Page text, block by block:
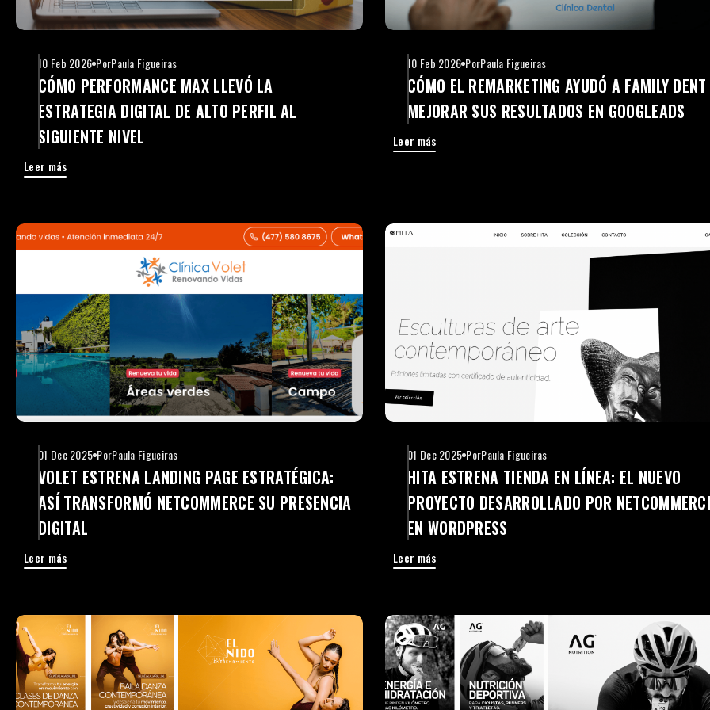
10 Feb 2026 PorPaula Figueiras
CÓMO PERFORMANCE MAX LLEVÓ LA
ESTRATEGIA DIGITAL DE ALTO PERFIL AL
SIGUIENTE NIVEL
Leer más
10 Feb 2026 PorPaula Figueiras
CÓMO EL REMARKETING AYUDÓ A FAMILY
MEJORAR SUS RESULTADOS EN GOOGLEADS
Leer más
01 Dec 2025 PorPaula Figueiras
VOLET ESTRENA LANDING PAGE ESTRATÉGICA:
ASÍ TRANSFORMÓ NETCOMMERCE SU PRESENCIA
DIGITAL
Leer más
01 Dec 2025 PorPaula Figueiras
HITA ESTRENA TIENDA EN LÍNEA: EL NUEVO
PROYECTO DESARROLLADO POR
EN WORDPRESS
Leer más